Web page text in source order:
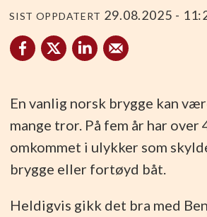
SIST OPPDATERT 29.08.2025 -
En vanlig norsk brygge kan
mange tror. På fem år har over
omkommet i ulykker som
brygge eller fortøyd båt.
Heldigvis gikk det bra med